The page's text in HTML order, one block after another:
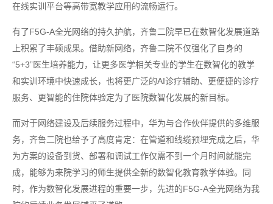
在线实训平台等高带宽教学应用的流畅运行。
有了F5G-A全光网络的持久护航，齐鲁二院早已在数智化发展道路
上积累了丰硕成果。借助新网络，齐鲁二院不仅强化了自身的
“5+3”医生培养能力，让更多医学相关专业的学生在数智化的教学
和实训环境中快速成长，也将更广泛的AI诊疗辅助、更便捷的诊疗
服务、更智能的住院体验定为了医院数智化发展的新目标。
而对于网络建设及后续服务过程中，华为与合作伙伴提供的多维服
务，齐鲁二院也给予了高度肯定：在管道和线缆预埋完成之后，华
为方案的设备到货、部署和调试工作仅需不到一个月时间就能完
成，能够为来院学习的师生提供全新的数智化教育教学体验。同
时，作为数智化发展进程的重要一步，先进的F5G-A全光网络为我